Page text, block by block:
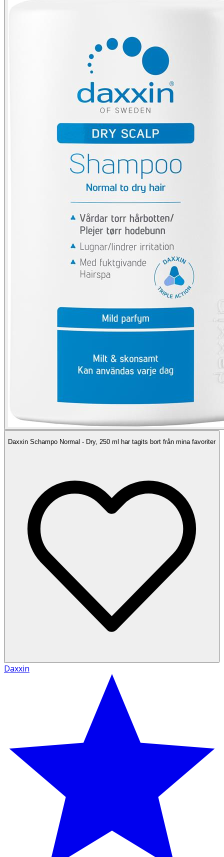
Daxxin Schampo Normal - Dry, 250 ml har tagits bort från mina favoriter
Daxxin